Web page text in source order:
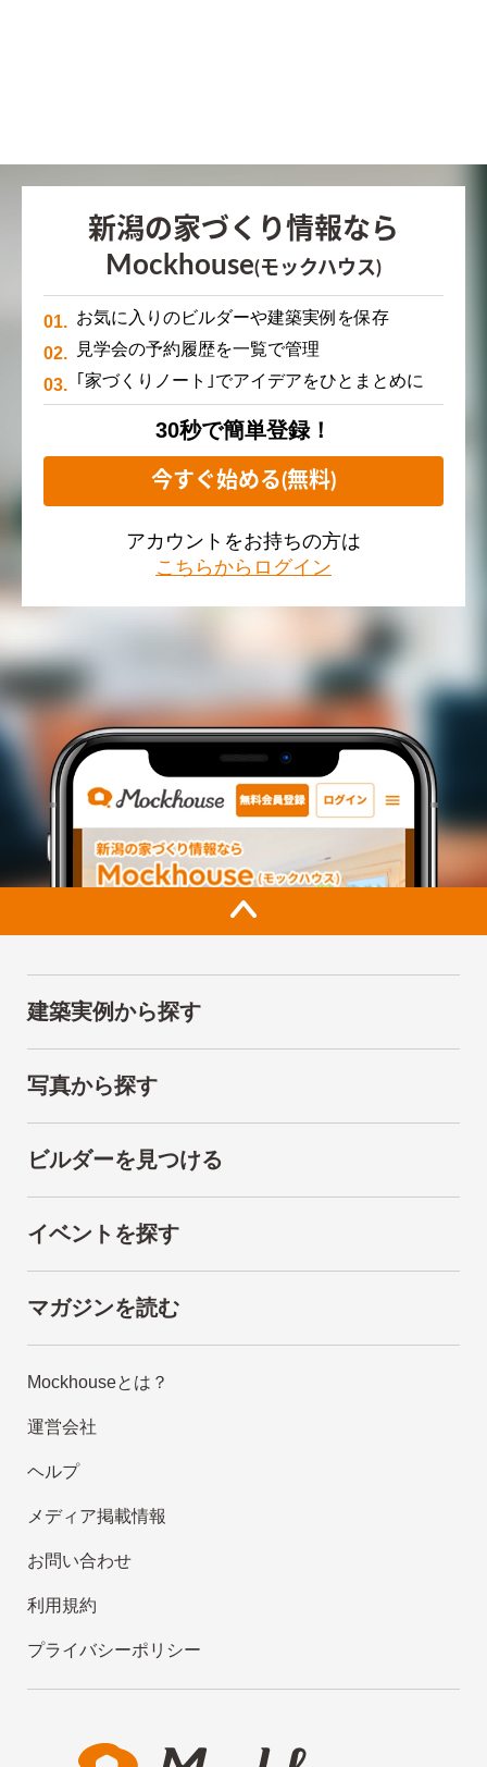
新潟の家づくり情報なら
Mockhouse(モックハウス)
お気に入りのビルダーや建築実例を保存
見学会の予約履歴を一覧で管理
｢家づくりノート｣でアイデアをひとまとめに
30秒で簡単登録！
今すぐ始める(無料)
アカウントをお持ちの方は
こちらからログイン
建築実例から探す
写真から探す
ビルダーを見つける
イベントを探す
マガジンを読む
Mockhouseとは？
運営会社
ヘルプ
メディア掲載情報
お問い合わせ
利用規約
プライバシーポリシー